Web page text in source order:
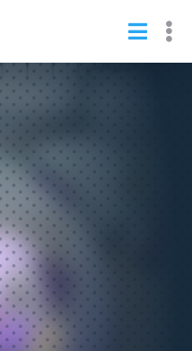
(много денег)
ПРОВЕРЕНО
552